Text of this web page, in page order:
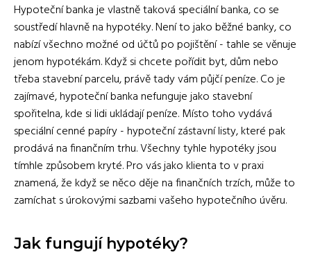
Hypoteční banka je vlastně taková speciální banka, co se
soustředí hlavně na hypotéky. Není to jako běžné banky, co
nabízí všechno možné od účtů po pojištění - tahle se věnuje
jenom hypotékám. Když si chcete pořídit byt, dům nebo
třeba stavební parcelu, právě tady vám půjčí peníze. Co je
zajímavé, hypoteční banka nefunguje jako stavební
spořitelna, kde si lidi ukládají peníze. Místo toho vydává
speciální cenné papíry - hypoteční zástavní listy, které pak
prodává na finančním trhu. Všechny tyhle hypotéky jsou
tímhle způsobem kryté. Pro vás jako klienta to v praxi
znamená, že když se něco děje na finančních trzích, může to
zamíchat s úrokovými sazbami vašeho hypotečního úvěru.
Jak fungují hypotéky?